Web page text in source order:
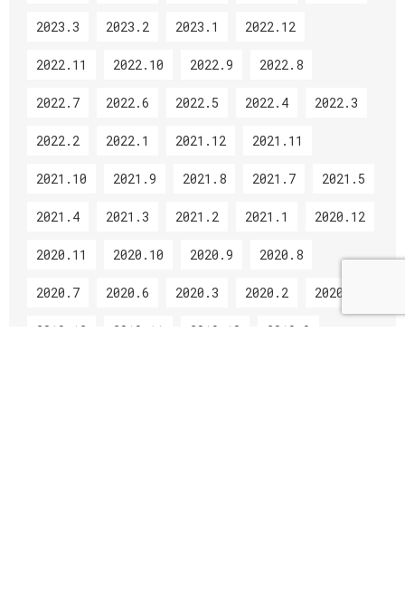
2023.3 2023.2 2023.1 2022.12
2022.11 2022.10 2022.9 2022.8
2022.7 2022.6 2022.5 2022.4 2022.3
2022.2 2022.1 2021.12 2021.11
2021.10 2021.9 2021.8 2021.7 2021.5
2021.4 2021.3 2021.2 2021.1 2020.12
2020.11 2020.10 2020.9 2020.8
2020.7 2020.6 2020.3 2020.2 2020.1
2019.12 2019.11 2019.10 2019.9